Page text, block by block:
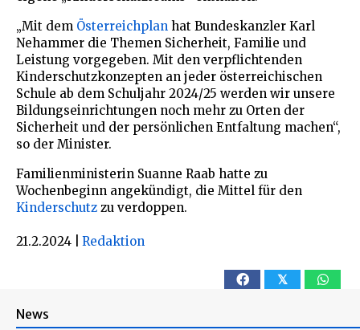
„Mit dem Österreichplan hat Bundeskanzler Karl
Nehammer die Themen Sicherheit, Familie und
Leistung vorgegeben. Mit den verpflichtenden
Kinderschutzkonzepten an jeder österreichischen
Schule ab dem Schuljahr 2024/25 werden wir unsere
Bildungseinrichtungen noch mehr zu Orten der
Sicherheit und der persönlichen Entfaltung machen“,
so der Minister.
Familienministerin Suanne Raab hatte zu
Wochenbeginn angekündigt, die Mittel für den
Kinderschutz zu verdoppen.
21.2.2024 Redaktion
𝕏
News